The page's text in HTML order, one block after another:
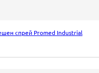
спрей Promed Industrial